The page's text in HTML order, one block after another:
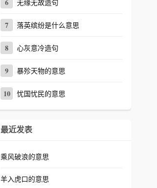
6 无缘无故造句
7 落英缤纷是什么意思
8 心灰意冷造句
9 暴殄天物的意思
10 忧国忧民的意思
最近发表
乘风破浪的意思
羊入虎口的意思